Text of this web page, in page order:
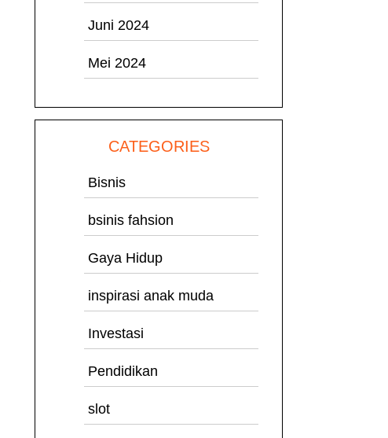
Juni 2024
Mei 2024
CATEGORIES
Bisnis
bsinis fahsion
Gaya Hidup
inspirasi anak muda
Investasi
Pendidikan
slot